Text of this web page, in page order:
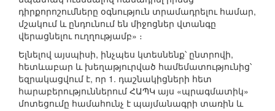
դիրքորոշումները օգնություն տրամադրելու համար,
մշակում և ընդունում են միջոցներ վտանգը
վերացնելու ուղղությամբ» ։
Ելնելով այսպիսի, ինչպես կտեսնենք՝ ընտրովի,
հետևաբար և խեղաթյուրված համեմատությունից՝
եզրակացվում է, որ 1. դաշնակիցների հետ
հարաբերություններում ՀԱՊԿ այս «պրագմատիկ»
մոտեցումը համահունչ է պայմանագրի տառին և